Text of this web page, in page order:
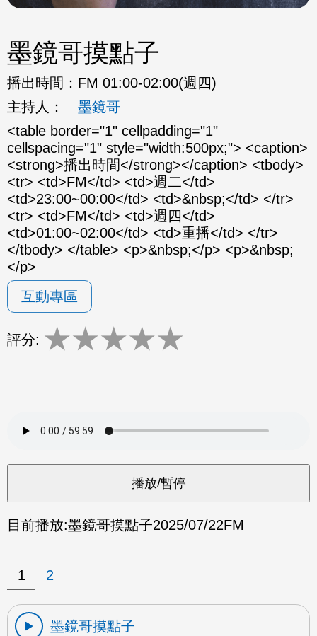
墨鏡哥摸點子
播出時間： FM 01:00-02:00(週四)
主持人：
墨鏡哥
<table border="1" cellpadding="1"
cellspacing="1" style="width:500px;"> <caption>
<strong>播出時間</strong></caption> <tbody>
<tr> <td>FM</td> <td>週二</td>
<td>23:00~00:00</td> <td>&nbsp;</td> </tr>
<tr> <td>FM</td> <td>週四</td>
<td>01:00~02:00</td> <td>重播</td> </tr>
</tbody> </table> <p>&nbsp;</p> <p>&nbsp;
</p>
互動專區
評分: ★★★★★
目前播放:墨鏡哥摸點子2025/07/22FM
1 2
墨鏡哥摸點子